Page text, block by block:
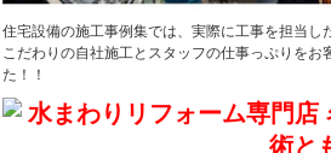
住宅設備の施工事例集では、実際に工事を担当し
こだわりの自社施工とスタッフの仕事っぷりを
た！！